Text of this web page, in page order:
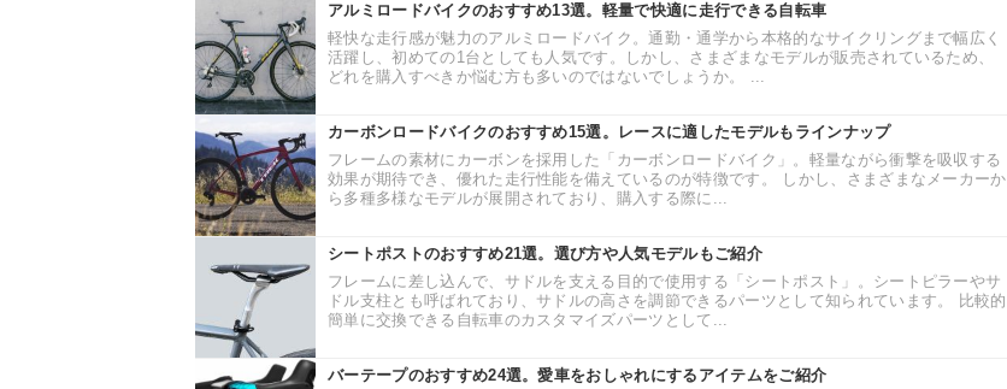
アルミロードバイクのおすすめ13選。軽量で快適に走行できる自転車
軽快な走行感が魅力のアルミロードバイク。通勤・通学から本格的なサイクリングまで幅広く
活躍し、初めての1台としても人気です。しかし、さまざまなモデルが販売されているため、
どれを購入すべきか悩む方も多いのではないでしょうか。 ...
カーボンロードバイクのおすすめ15選。レースに適したモデルもラインナップ
フレームの素材にカーボンを採用した「カーボンロードバイク」。軽量ながら衝撃を吸収する
効果が期待でき、優れた走行性能を備えているのが特徴です。 しかし、さまざまなメーカーか
ら多種多様なモデルが展開されており、購入する際に...
シートポストのおすすめ21選。選び方や人気モデルもご紹介
フレームに差し込んで、サドルを支える目的で使用する「シートポスト」。シートピラーやサ
ドル支柱とも呼ばれており、サドルの高さを調節できるパーツとして知られています。 比較的
簡単に交換できる自転車のカスタマイズパーツとして...
バーテープのおすすめ24選。愛車をおしゃれにするアイテムをご紹介